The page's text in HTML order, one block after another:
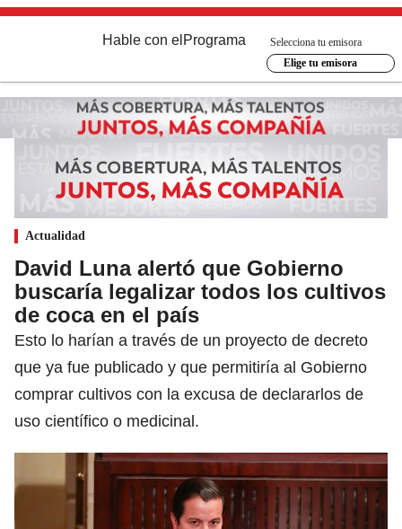
Hable con el Programa
Selecciona tu emisora
Elige tu emisora
Actualidad
David Luna alertó que Gobierno
buscaría legalizar todos los cultivos
de coca en el país
Esto lo harían a través de un proyecto de decreto
que ya fue publicado y que permitiría al Gobierno
comprar cultivos con la excusa de declararlos de
uso científico o medicinal.